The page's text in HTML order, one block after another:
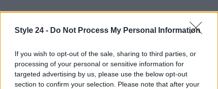
Style 24 - Do Not Process My Personal Information
If you wish to opt-out of the sale, sharing to third parties, or
processing of your personal or sensitive information for
targeted advertising by us, please use the below opt-out
section to confirm your selection. Please note that after your
AUTORE
Staff